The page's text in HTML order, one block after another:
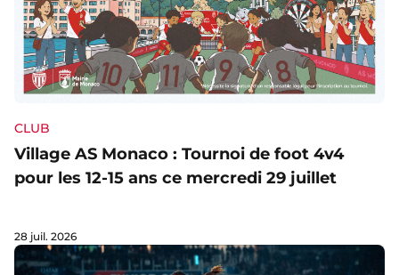
CLUB
Village AS Monaco : Tournoi de foot 4v4
pour les 12-15 ans ce mercredi 29 juillet
28 juil. 2026